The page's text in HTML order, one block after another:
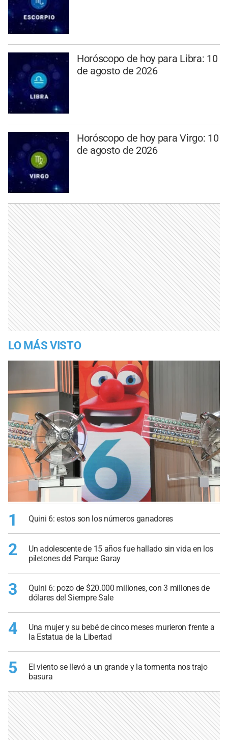
Horóscopo de hoy para Libra: 10
de agosto de 2026
Horóscopo de hoy para Virgo: 10
de agosto de 2026
LO MÁS VISTO
1 Quini 6: estos son los números ganadores
2
Un adolescente de 15 años fue hallado sin vida en los
piletones del Parque Garay
3
Quini 6: pozo de $20.000 millones, con 3 millones de
dólares del Siempre Sale
4
Una mujer y su bebé de cinco meses murieron frente a
la Estatua de la Libertad
5
El viento se llevó a un grande y la tormenta nos trajo
basura